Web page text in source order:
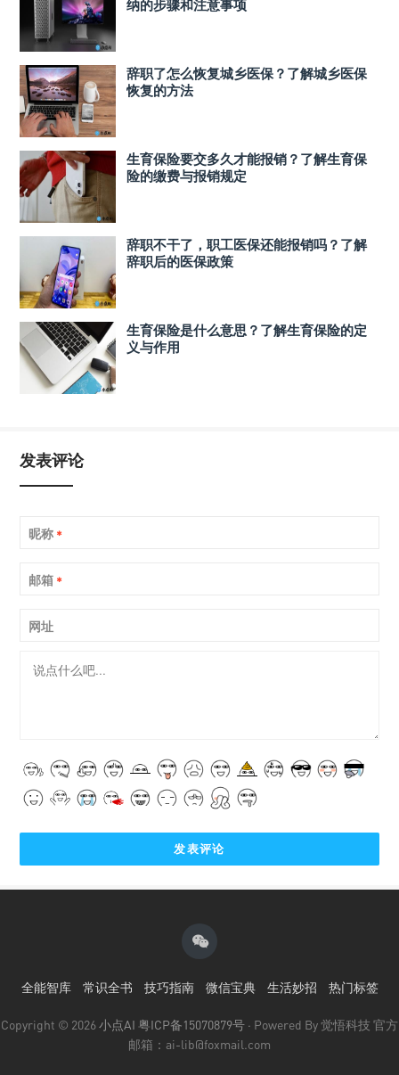
纳的步骤和注意事项
辞职了怎么恢复城乡医保？了解城乡医保
恢复的方法
生育保险要交多久才能报销？了解生育保
险的缴费与报销规定
辞职不干了，职工医保还能报销吗？了解
辞职后的医保政策
生育保险是什么意思？了解生育保险的定
义与作用
发表评论
昵称 *
邮箱 *
网址
全能智库 常识全书 技巧指南 微信宝典 生活妙招 热门标签
Copyright © 2026小点AI 粤ICP备15070879号 · Powered By 觉悟科技 官方
邮箱：ai-lib@foxmail.com